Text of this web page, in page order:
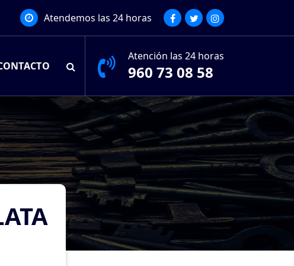
Atendemos las 24 horas
Atención las 24 horas
960 73 08 58